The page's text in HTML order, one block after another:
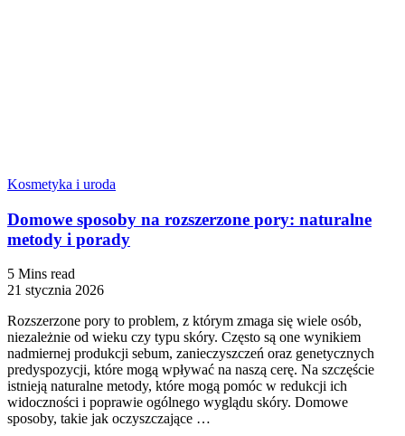
Kosmetyka i uroda
Domowe sposoby na rozszerzone pory: naturalne
metody i porady
5 Mins read
21 stycznia 2026
Rozszerzone pory to problem, z którym zmaga się wiele osób,
niezależnie od wieku czy typu skóry. Często są one wynikiem
nadmiernej produkcji sebum, zanieczyszczeń oraz genetycznych
predyspozycji, które mogą wpływać na naszą cerę. Na szczęście
istnieją naturalne metody, które mogą pomóc w redukcji ich
widoczności i poprawie ogólnego wyglądu skóry. Domowe
sposoby, takie jak oczyszczające …